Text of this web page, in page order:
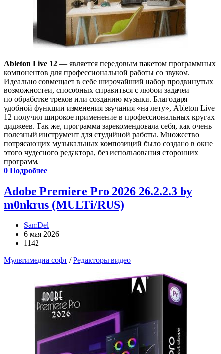
Ableton Live 12 — является передовым пакетом программных
компонентов для профессиональной работы со звуком.
Идеально совмещает в себе широчайший набор продвинутых
возможностей, способных справиться с любой задачей
по обработке треков или созданию музыки. Благодаря
удобной функции изменения звучания «на лету», Ableton Live
12 получил широкое применение в профессиональных кругах
диджеев. Так же, программа зарекомендовала себя, как очень
полезный инструмент для студийной работы. Множество
потрясающих музыкальных композиций было создано в окне
этого чудесного редактора, без использования сторонних
программ.
0 Подробнее
Adobe Premiere Pro 2026 26.2.2.3 by
m0nkrus (MULTi/RUS)
SamDel
6 мая 2026
1142
Мультимедиа софт /Редакторы видео